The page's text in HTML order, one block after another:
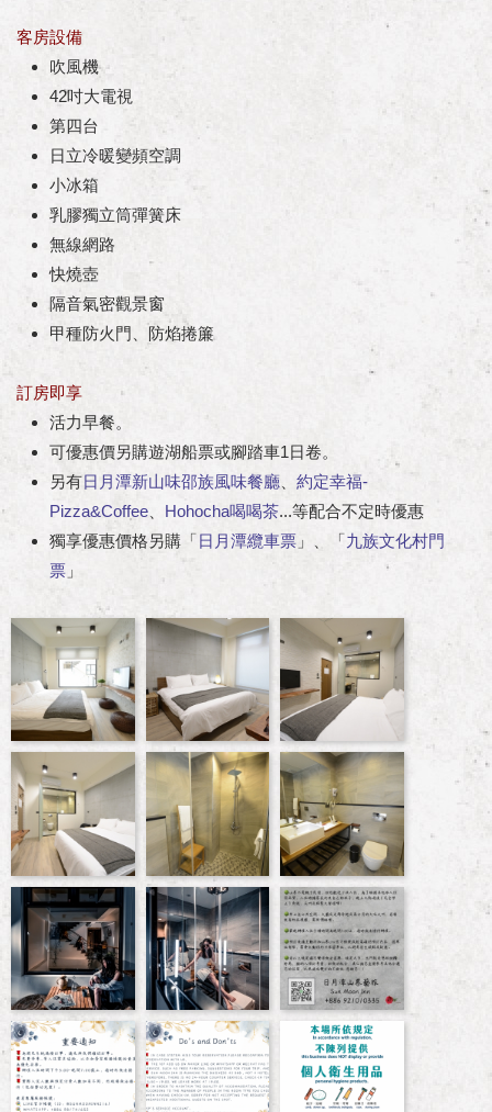
客房設備
吹風機
42吋大電視
第四台
日立冷暖變頻空調
小冰箱
乳膠獨立筒彈簧床
無線網路
快燒壺
隔音氣密觀景窗
甲種防火門、防焰捲簾
訂房即享
活力早餐。
可優惠價另購遊湖船票或腳踏車1日卷。
另有日月潭新山味邵族風味餐廳
約定幸福-
Pizza&Coffee
Hohocha喝喝茶...等配合不定時優惠
獨享優惠價格另購「日月潭纜車票 」、「九族文化村門
票 」